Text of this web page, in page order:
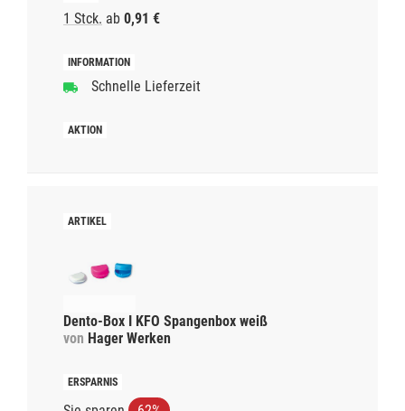
1 Stck. ab 0,91 €
Schnelle Lieferzeit
Dento-Box I KFO Spangenbox weiß
von Hager Werken